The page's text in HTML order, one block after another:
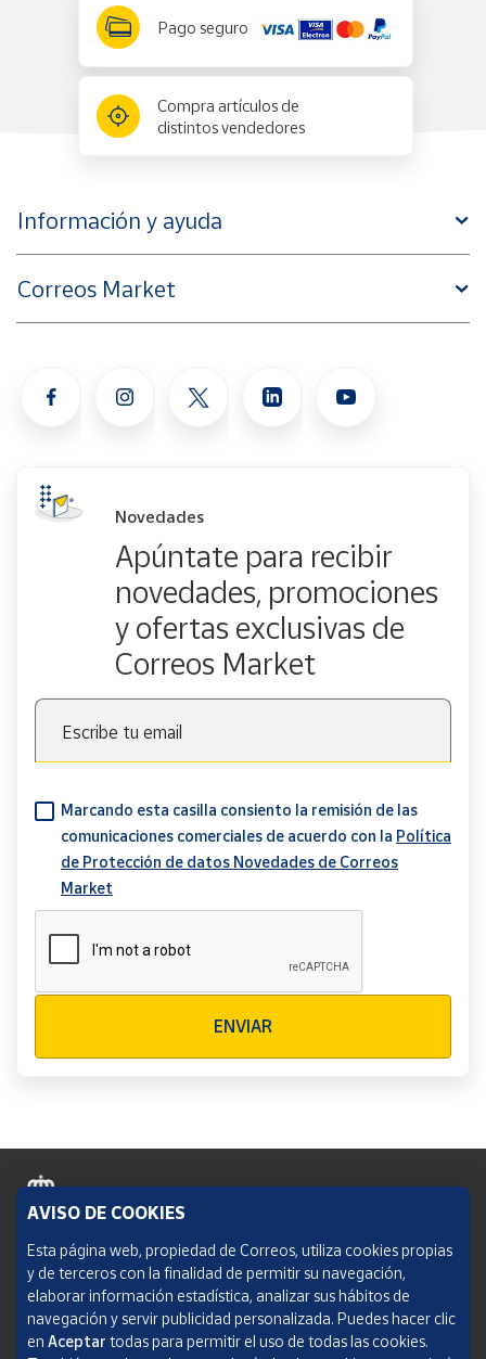
Pago seguro
Compra artículos de
distintos vendedores
Información y ayuda
Correos Market
Novedades
Apúntate para recibir
novedades, promociones
y ofertas exclusivas de
Correos Market
Escribe tu email
Marcando esta casilla consiento la remisión de las
comunicaciones comerciales de acuerdo con la Política
de Protección de datos Novedades de Correos
Market
ENVIAR
Política de cookies
Aviso legal
Condiciones del servicio
AVISO DE COOKIES
Esta página web, propiedad de Correos, utiliza cookies propias
y de terceros con la finalidad de permitir su navegación,
elaborar información estadística, analizar sus hábitos de
navegación y servir publicidad personalizada. Puedes hacer clic
en Aceptar todas para permitir el uso de todas las cookies.